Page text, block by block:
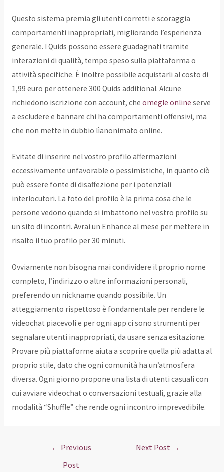
Questo sistema premia gli utenti corretti e scoraggia
comportamenti inappropriati, migliorando l’esperienza
generale. I Quids possono essere guadagnati tramite
interazioni di qualità, tempo speso sulla piattaforma o
attività specifiche. È inoltre possibile acquistarli al costo di
1,99 euro per ottenere 300 Quids additional. Alcune
richiedono iscrizione con account, che omegle online serve
a escludere e bannare chi ha comportamenti offensivi, ma
che non mette in dubbio lìanonimato online.
Evitate di inserire nel vostro profilo affermazioni
eccessivamente unfavorable o pessimistiche, in quanto ciò
può essere fonte di disaffezione per i potenziali
interlocutori. La foto del profilo è la prima cosa che le
persone vedono quando si imbattono nel vostro profilo su
un sito di incontri. Avrai un Enhance al mese per mettere in
risalto il tuo profilo per 30 minuti.
Ovviamente non bisogna mai condividere il proprio nome
completo, l’indirizzo o altre informazioni personali,
preferendo un nickname quando possibile. Un
atteggiamento rispettoso è fondamentale per rendere le
videochat piacevoli e per ogni app ci sono strumenti per
segnalare utenti inappropriati, da usare senza esitazione.
Provare più piattaforme aiuta a scoprire quella più adatta al
proprio stile, dato che ogni comunità ha un’atmosfera
diversa. Ogni giorno propone una lista di utenti casuali con
cui avviare videochat o conversazioni testuali, grazie alla
modalità “Shuffle” che rende ogni incontro imprevedibile.
← Previous
Post
Next Post →